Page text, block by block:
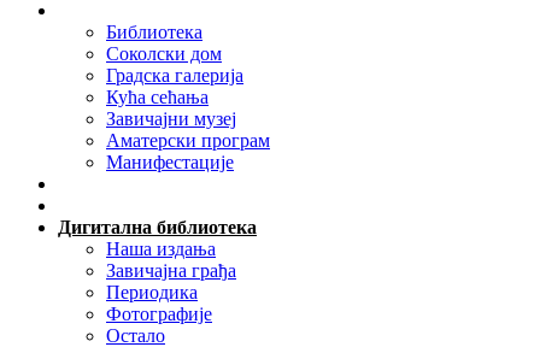
Библиотека
Соколски дом
Градска галерија
Кућа сећања
Завичајни музеј
Аматерски програм
Манифестације
Дигитална библиотека
Наша издања
Завичајна грађа
Периодика
Фотографије
Остало